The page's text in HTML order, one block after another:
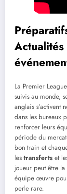
La Premier
suivis au monde,
anglais s’activent
dans les bureaux
renforcer leurs
période du
bon train et
les transferts et
joueur peut être
équipe œuvre
perle rare.